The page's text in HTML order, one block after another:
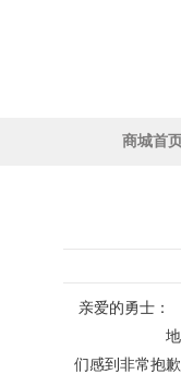
商城首
亲爱的勇士：
地下城与
们感到非常抱